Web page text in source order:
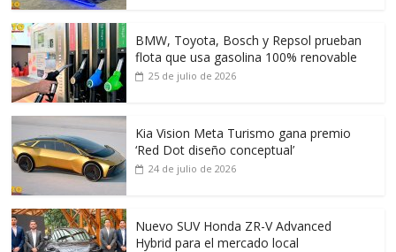
BMW, Toyota, Bosch y Repsol prueban
flota que usa gasolina 100% renovable
25 de julio de 2026
Kia Vision Meta Turismo gana premio
‘Red Dot diseño conceptual’
24 de julio de 2026
Nuevo SUV Honda ZR-V Advanced
Hybrid para el mercado local